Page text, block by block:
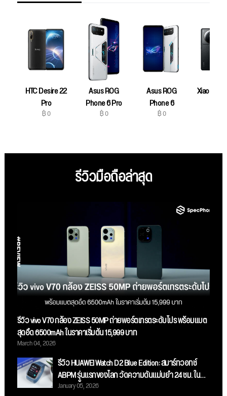
HTC Desire 22
Pro
฿ 0
Asus ROG
Phone 6 Pro
฿ 0
Asus ROG
Phone 6
฿ 0
Xiaomi
รีวิวมือถือล่าสุด
รีวิว vivo V70 กล้อง ZEISS 50MP ถ่ายพอร์ตเทรตระดับโปร พร้อมแบต
สุดอึด 6500mAh ในราคาเริ่มต้น 15,999 บาท
March 04, 2026
รีวิว HUAWEI Watch D2 Blue Edition: สมาร์ทวอทช์
ABPM รุ่นแรกของโลก วัดความดันแม่นยำ 24 ชม. ใน
ดีไซน์สีน้ำเงินสุดสปอร์ต!
January 05, 2026